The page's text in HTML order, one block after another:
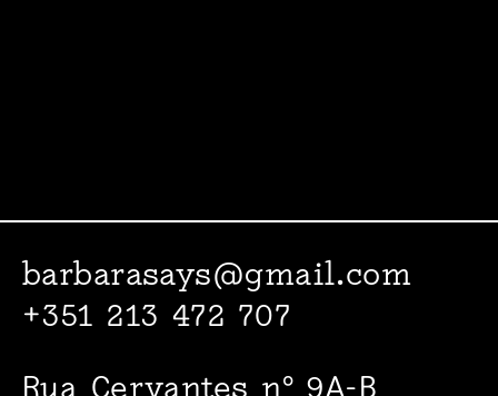
barbarasays@gmail.com
+351 213 472 707
Rua Cervantes nº 9A-B